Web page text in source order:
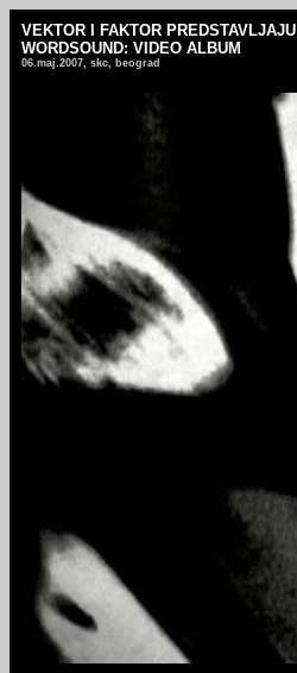
VEKTOR I FAKTOR PREDSTAVLJAJU
WORDSOUND: VIDEO ALBUM
06.maj.2007, skc, beograd